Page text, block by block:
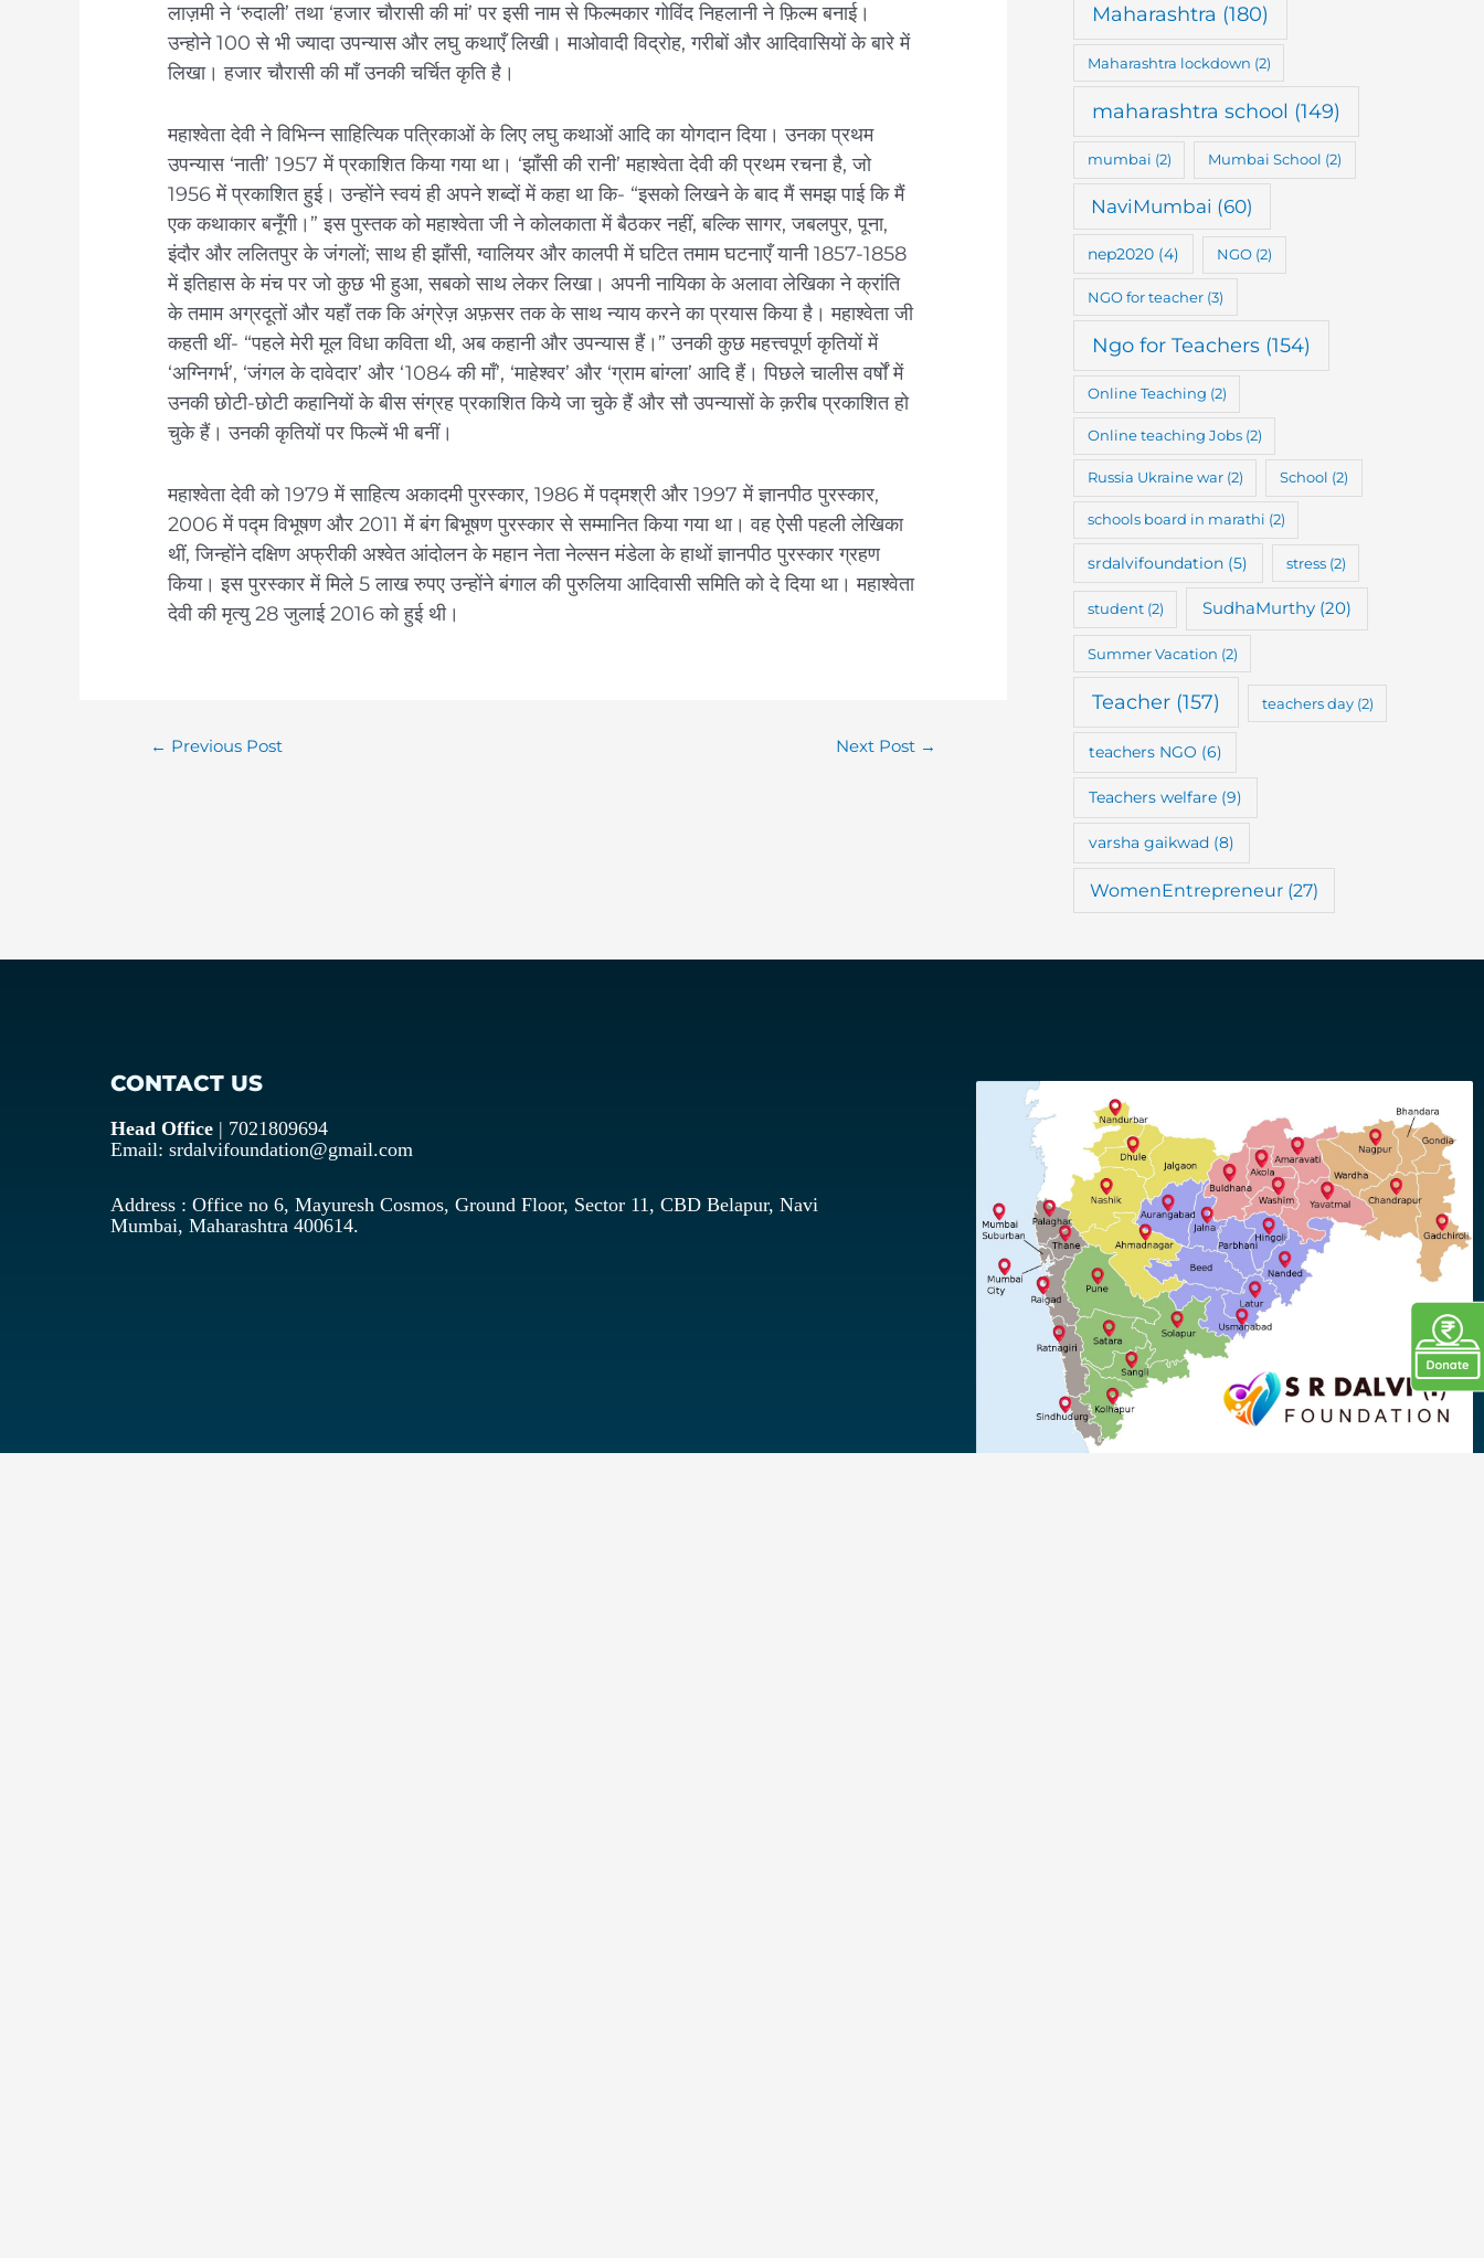
लाज़मी ने ‘रुदाली’ तथा ‘हजार चौरासी की मां’ पर इसी नाम से फिल्मकार गोविंद निहलानी ने फ़िल्म बनाई।
उन्होने 100 से भी ज्यादा उपन्यास और लघु कथाएँ लिखी। माओवादी विद्रोह, गरीबों और आदिवासियों के बारे में
लिखा। हजार चौरासी की माँ उनकी चर्चित कृति है।
महाश्वेता देवी ने विभिन्न साहित्यिक पत्रिकाओं के लिए लघु कथाओं आदि का योगदान दिया। उनका प्रथम
उपन्यास ‘नाती’ 1957 में प्रकाशित किया गया था। ‘झाँसी की रानी’ महाश्वेता देवी की प्रथम रचना है, जो
1956 में प्रकाशित हुई। उन्होंने स्वयं ही अपने शब्दों में कहा था कि- “इसको लिखने के बाद मैं समझ पाई कि मैं
एक कथाकार बनूँगी।” इस पुस्तक को महाश्वेता जी ने कोलकाता में बैठकर नहीं, बल्कि सागर, जबलपुर, पूना,
इंदौर और ललितपुर के जंगलों; साथ ही झाँसी, ग्वालियर और कालपी में घटित तमाम घटनाएँ यानी 1857-1858
में इतिहास के मंच पर जो कुछ भी हुआ, सबको साथ लेकर लिखा। अपनी नायिका के अलावा लेखिका ने क्रांति
के तमाम अग्रदूतों और यहाँ तक कि अंग्रेज़ अफ़सर तक के साथ न्याय करने का प्रयास किया है। महाश्वेता जी
कहती थीं- “पहले मेरी मूल विधा कविता थी, अब कहानी और उपन्यास हैं।” उनकी कुछ महत्त्वपूर्ण कृतियों में
‘अग्निगर्भ’, ‘जंगल के दावेदार’ और ‘1084 की माँ’, ‘माहेश्वर’ और ‘ग्राम बांग्ला’ आदि हैं। पिछले चालीस वर्षों में
उनकी छोटी-छोटी कहानियों के बीस संग्रह प्रकाशित किये जा चुके हैं और सौ उपन्यासों के क़रीब प्रकाशित हो
चुके हैं। उनकी कृतियों पर फिल्में भी बनीं।
महाश्वेता देवी को 1979 में साहित्य अकादमी पुरस्कार, 1986 में पद्मश्री और 1997 में ज्ञानपीठ पुरस्कार,
2006 में पद्म विभूषण और 2011 में बंग बिभूषण पुरस्कार से सम्मानित किया गया था। वह ऐसी पहली लेखिका
थीं, जिन्होंने दक्षिण अफ्रीकी अश्वेत आंदोलन के महान नेता नेल्सन मंडेला के हाथों ज्ञानपीठ पुरस्कार ग्रहण
किया। इस पुरस्कार में मिले 5 लाख रुपए उन्होंने बंगाल की पुरुलिया आदिवासी समिति को दे दिया था। महाश्वेता
देवी की मृत्यु 28 जुलाई 2016 को हुई थी।
← Previous Post Next Post →
Maharashtra (180)
Maharashtra lockdown (2)
maharashtra school (149)
mumbai (2) Mumbai School (2)
NaviMumbai (60)
nep2020 (4) NGO (2)
NGO for teacher(3)
Ngo for Teachers(154)
Online Teaching (2)
Online teaching Jobs(2)
Russia Ukraine war(2) School (2)
schools board in marathi (2)
srdalvifoundation (5) stress(2)
student(2) SudhaMurthy (20)
Summer Vacation (2)
Teacher(157) teachers day(2)
teachers NGO (6)
Teachers welfare(9)
varsha gaikwad(8)
WomenEntrepreneur (27)
CONTACT US
Head Office | 7021809694
Email: srdalvifoundation@gmail.com
Address : Office no 6, Mayuresh Cosmos, Ground Floor, Sector 11, CBD Belapur, Navi
Mumbai, Maharashtra 400614.